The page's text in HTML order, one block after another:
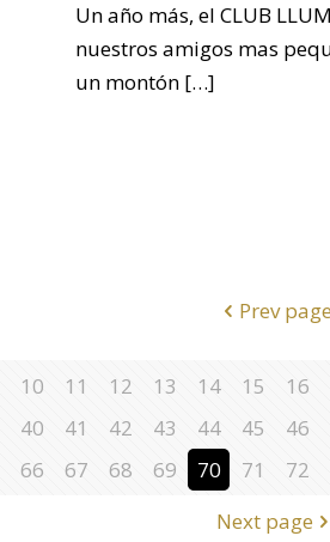
Un año más, el CLUB
nuestros amigos mas
un montón[…]
Prev page
10 11 12 13 14 15 16
40 41 42 43 44 45 46
66 67 68 69 70 71 72
Next page